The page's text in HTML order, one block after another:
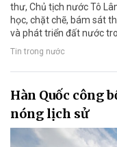
thư, Chủ tịch nước Tô
học, chặt chẽ, bám sát
và phát triển đất nước
Tin trong nước
Hàn Quốc công
nóng lịch sử